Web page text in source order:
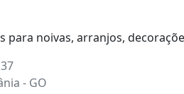
para noivas, arranjos,
para noivas, arranjos,
- GO